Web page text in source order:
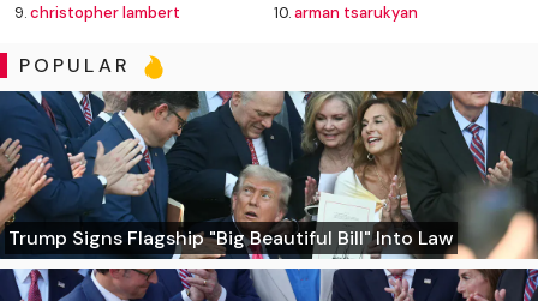
9.christopher lambert 10.arman tsarukyan
POPULAR
Trump Signs Flagship "Big Beautiful Bill" Into Law